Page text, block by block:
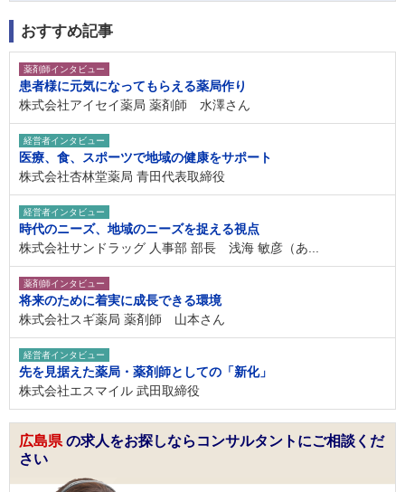
おすすめ記事
薬剤師インタビュー
患者様に元気になってもらえる薬局作り
株式会社アイセイ薬局 薬剤師 水澤さん
経営者インタビュー
医療、食、スポーツで地域の健康をサポート
株式会社杏林堂薬局 青田代表取締役
経営者インタビュー
時代のニーズ、地域のニーズを捉える視点
株式会社サンドラッグ 人事部 部長 浅海 敏彦（あ...
薬剤師インタビュー
将来のために着実に成長できる環境
株式会社スギ薬局 薬剤師 山本さん
経営者インタビュー
先を見据えた薬局・薬剤師としての「新化」
株式会社エスマイル 武田取締役
広島県 の求人をお探しならコンサルタントにご相談くだ
さい